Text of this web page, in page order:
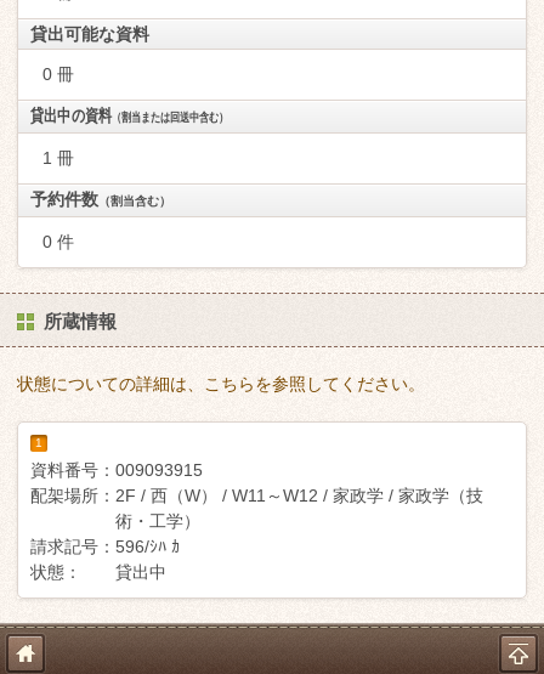
貸出可能な資料
0 冊
貸出中の資料（割当または回送中含む）
1 冊
予約件数 （割当含む）
0 件
所蔵情報
状態についての詳細は、こちらを参照してください。
1
資料番号： 009093915
配架場所： 2F / 西（W） / W11～W12 / 家政学 / 家政学（技
術・工学）
請求記号： 596/ｼﾊ ｶ
状態：
貸出中